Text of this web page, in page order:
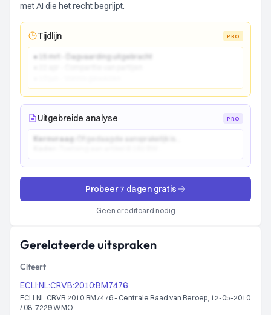
met AI die het recht begrijpt.
Tijdlijn PRO
● 15 mrt - Dagvaarding uitgebracht
Uitgebreide analyse PRO
Kernvraag:
Probeer 7 dagen gratis
Geen creditcard nodig
Gerelateerde uitspraken
Citeert
ECLI:NL:CRVB:2010:BM7476
ECLI:NL:CRVB:2010:BM7476 - Centrale Raad van Beroep, 12-05-2010
/ 08-7229 WMO